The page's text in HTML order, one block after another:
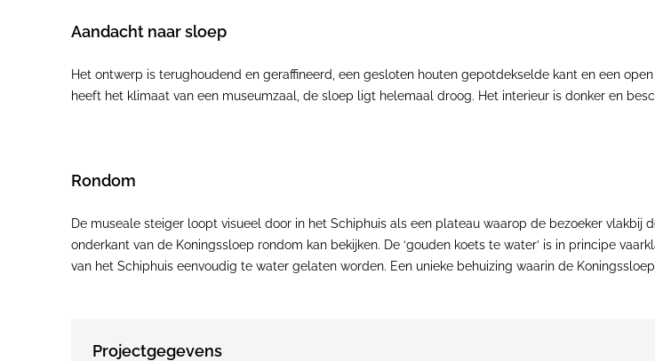
Aandacht naar sloep
Het ontwerp is terughoudend en geraffineerd, een gesloten houten gepotdekselde kant en een
heeft het klimaat van een museumzaal, de sloep ligt helemaal droog. Het interieur is donker en
Rondom
De museale steiger loopt visueel door in het Schiphuis als een plateau waarop de bezoeker
onderkant van de Koningssloep rondom kan bekijken. De ‘gouden koets te water’ is in principe
van het Schiphuis eenvoudig te water gelaten worden. Een unieke behuizing waarin de
Projectgegevens